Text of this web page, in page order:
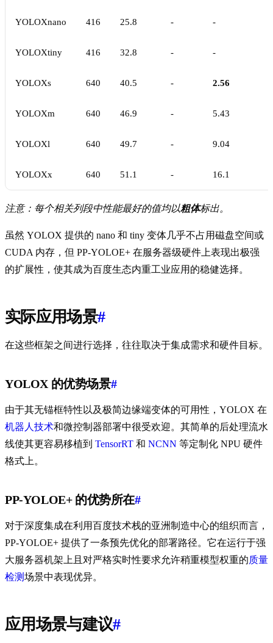
YOLOXnano 416 25.8 - -
YOLOXtiny 416 32.8 - -
YOLOXs 640 40.5 - 2.56
YOLOXm 640 46.9 - 5.43
YOLOXl 640 49.7 - 9.04
YOLOXx 640 51.1 - 16.1
注意：每个相关列段中性能最好的值均以粗体标出。
虽然 YOLOX 提供的 nano 和 tiny 变体几乎不占用磁盘空间或
CUDA 内存，但 PP-YOLOE+ 在服务器级硬件上表现出极强
的扩展性，使其成为百度生态内重工业应用的稳健选择。
实际应用场景#
在这些框架之间进行选择，往往取决于集成需求和硬件目标。
YOLOX 的优势场景#
由于其无锚框特性以及极简边缘端变体的可用性，YOLOX 在
机器人技术和微控制器部署中很受欢迎。其简单的后处理流水
线使其更容易移植到 TensorRT 和 NCNN 等定制化 NPU 硬件
格式上。
PP-YOLOE+ 的优势所在#
对于深度集成在利用百度技术栈的亚洲制造中心的组织而言，
PP-YOLOE+ 提供了一条预先优化的部署路径。它在运行于强
大服务器机架上且对严格实时性要求允许稍重模型权重的质量
检测场景中表现优异。
应用场景与建议#